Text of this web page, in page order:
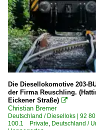
Die Diesellokomotive 203-
der Firma Reuschling.
Eickener Straße) 
Christian Bremer
Deutschland / Dieselloks | 92
100.1 Private, Deutschland /